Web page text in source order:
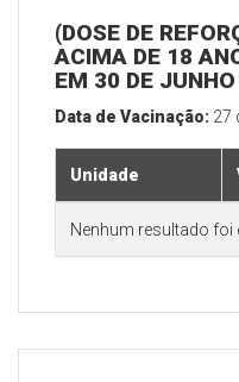
(DOSE DE
ACIMA DE 18
EM 30 DE
Data de Vacinação: 27
Unidade
Nenhum resultado foi